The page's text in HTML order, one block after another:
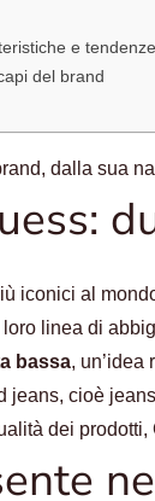
e tendenze
del brand
dalla sua
iconici al
linea di
bassa, un’idea
jeans, cioè
dei